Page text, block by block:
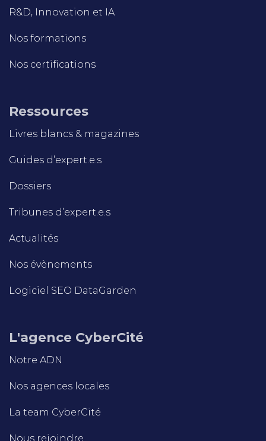
R&D, Innovation et IA
Nos formations
Nos certifications
Ressources
Livres blancs & magazines
Guides d’expert.e.s
Dossiers
Tribunes d’expert.e.s
Actualités
Nos évènements
Logiciel SEO DataGarden
L'agence CyberCité
Notre ADN
Nos agences locales
La team CyberCité
Nous rejoindre